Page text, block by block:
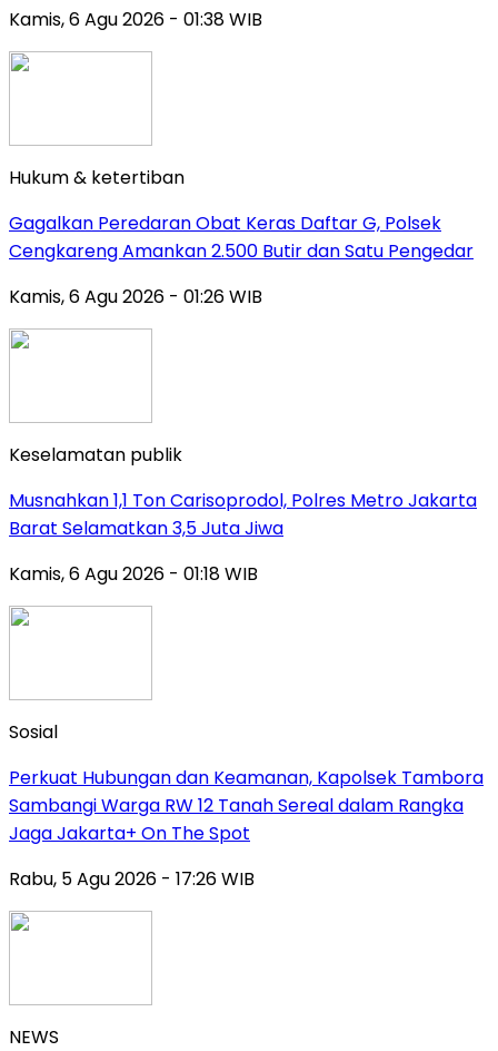
Kamis, 6 Agu 2026 - 01:38 WIB
Hukum & ketertiban
Gagalkan Peredaran Obat Keras Daftar G, Polsek
Cengkareng Amankan 2.500 Butir dan Satu Pengedar
Kamis, 6 Agu 2026 - 01:26 WIB
Keselamatan publik
Musnahkan 1,1 Ton Carisoprodol, Polres Metro Jakarta
Barat Selamatkan 3,5 Juta Jiwa
Kamis, 6 Agu 2026 - 01:18 WIB
Sosial
Perkuat Hubungan dan Keamanan, Kapolsek Tambora
Sambangi Warga RW 12 Tanah Sereal dalam Rangka
Jaga Jakarta+ On The Spot
Rabu, 5 Agu 2026 - 17:26 WIB
NEWS